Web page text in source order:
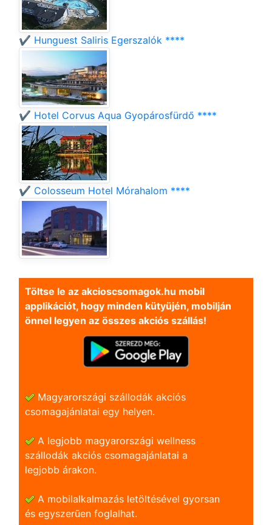
✔️ Hunguest Saliris Egerszalók ****
✔️ Hotel Corvus Aqua Gyopárosfürdő ****
✔️ Colosseum Hotel Mórahalom ****
Töltse le az akcioscsomagok.hu mobil
applikációt, hogy minden kütyüjén, mobilján
önnel legyen az összes akciós szállás!
Magyarországi szállodák akciós
csomagajánlatai egy helyen.
A legjobb magyarországi wellness
szállodák akciós csomagajánlatai a
legjobb árakon.
A mobilalkalmazás letöltésével gyorsan
és egyszerũen foglalhat.